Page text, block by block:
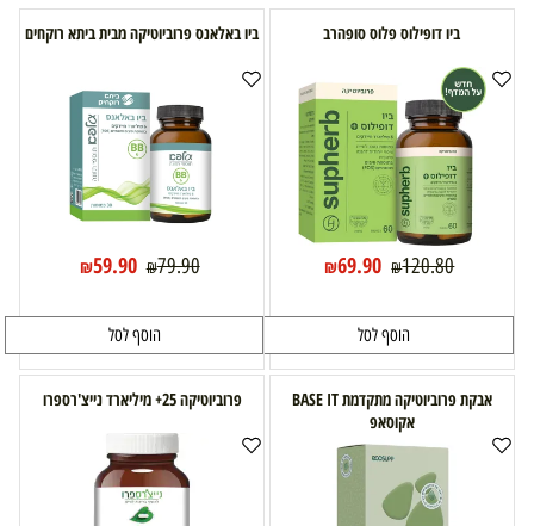
ביו דופילוס פלוס סופהרב
₪120.80
₪69.90
הוסף לסל
ביו באלאנס פרוביוטיקה מבית ביתא רוקחים
₪79.90
₪59.90
הוסף לסל
אבקת פרוביוטיקה מתקדמת BASE IT
אקוסאפ
פרוביוטיקה 25+ מיליארד נייצ'רספרו